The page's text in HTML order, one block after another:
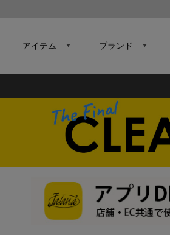
アイテム ブランド